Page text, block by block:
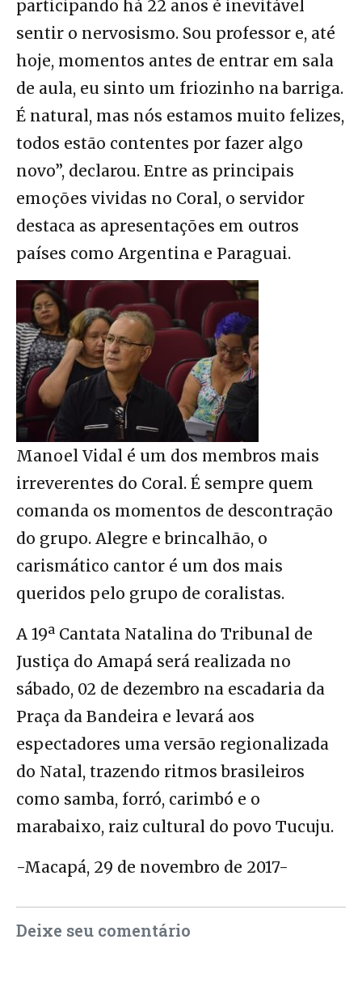
participando há 22 anos é inevitável
sentir o nervosismo. Sou professor e, até
hoje, momentos antes de entrar em sala
de aula, eu sinto um friozinho na barriga.
É natural, mas nós estamos muito felizes,
todos estão contentes por fazer algo
novo”, declarou. Entre as principais
emoções vividas no Coral, o servidor
destaca as apresentações em outros
países como Argentina e Paraguai.
Manoel Vidal é um dos membros mais
irreverentes do Coral. É sempre quem
comanda os momentos de descontração
do grupo. Alegre e brincalhão, o
carismático cantor é um dos mais
queridos pelo grupo de coralistas.
A 19ª Cantata Natalina do Tribunal de
Justiça do Amapá será realizada no
sábado, 02 de dezembro na escadaria da
Praça da Bandeira e levará aos
espectadores uma versão regionalizada
do Natal, trazendo ritmos brasileiros
como samba, forró, carimbó e o
marabaixo, raiz cultural do povo Tucuju.
-Macapá, 29 de novembro de 2017-
Deixe seu comentário